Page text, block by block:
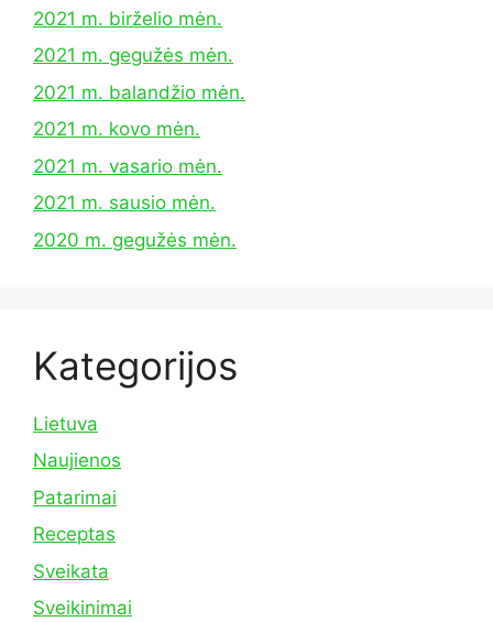
2021 m. birželio mėn.
2021 m. gegužės mėn.
2021 m. balandžio mėn.
2021 m. kovo mėn.
2021 m. vasario mėn.
2021 m. sausio mėn.
2020 m. gegužės mėn.
Kategorijos
Lietuva
Naujienos
Patarimai
Receptas
Sveikata
Sveikinimai